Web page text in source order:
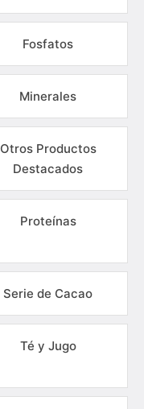
Fosfatos
Minerales
Otros Productos
Destacados
Proteínas
Serie de Cacao
Té y Jugo